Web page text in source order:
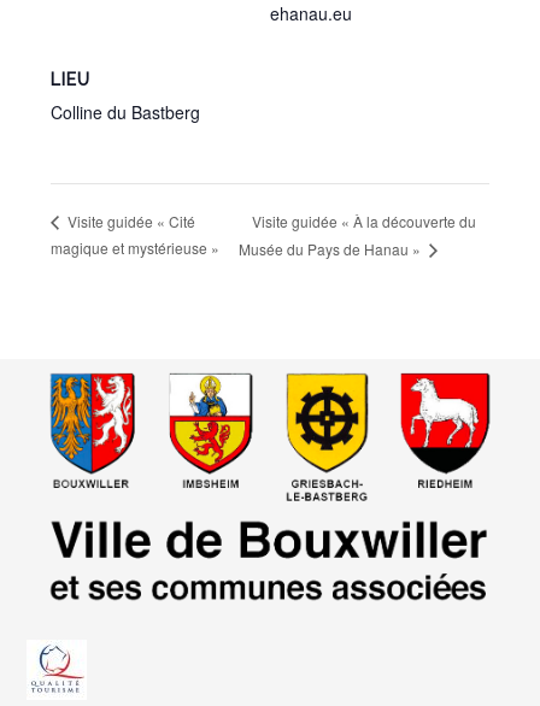
ehanau.eu
LIEU
Colline du Bastberg
Visite guidée « Cité
magique et mystérieuse »
Visite guidée « À la découverte du
Musée du Pays de Hanau »